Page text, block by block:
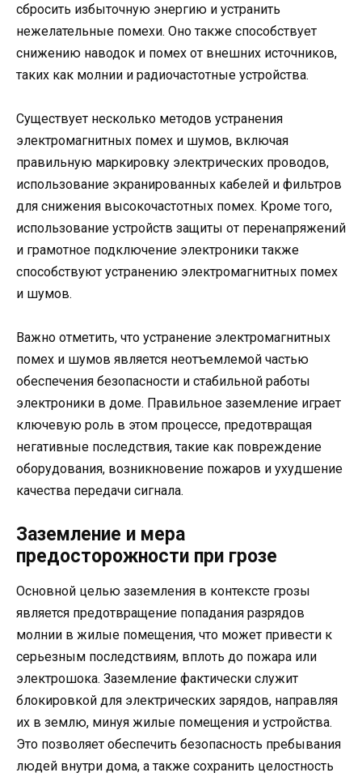
сбросить избыточную энергию и устранить
нежелательные помехи. Оно также способствует
снижению наводок и помех от внешних источников,
таких как молнии и радиочастотные устройства.
Существует несколько методов устранения
электромагнитных помех и шумов, включая
правильную маркировку электрических проводов,
использование экранированных кабелей и фильтров
для снижения высокочастотных помех. Кроме того,
использование устройств защиты от перенапряжений
и грамотное подключение электроники также
способствуют устранению электромагнитных помех
и шумов.
Важно отметить, что устранение электромагнитных
помех и шумов является неотъемлемой частью
обеспечения безопасности и стабильной работы
электроники в доме. Правильное заземление играет
ключевую роль в этом процессе, предотвращая
негативные последствия, такие как повреждение
оборудования, возникновение пожаров и ухудшение
качества передачи сигнала.
Заземление и мера
предосторожности при грозе
Основной целью заземления в контексте грозы
является предотвращение попадания разрядов
молнии в жилые помещения, что может привести к
серьезным последствиям, вплоть до пожара или
электрошока. Заземление фактически служит
блокировкой для электрических зарядов, направляя
их в землю, минуя жилые помещения и устройства.
Это позволяет обеспечить безопасность пребывания
людей внутри дома, а также сохранить целостность